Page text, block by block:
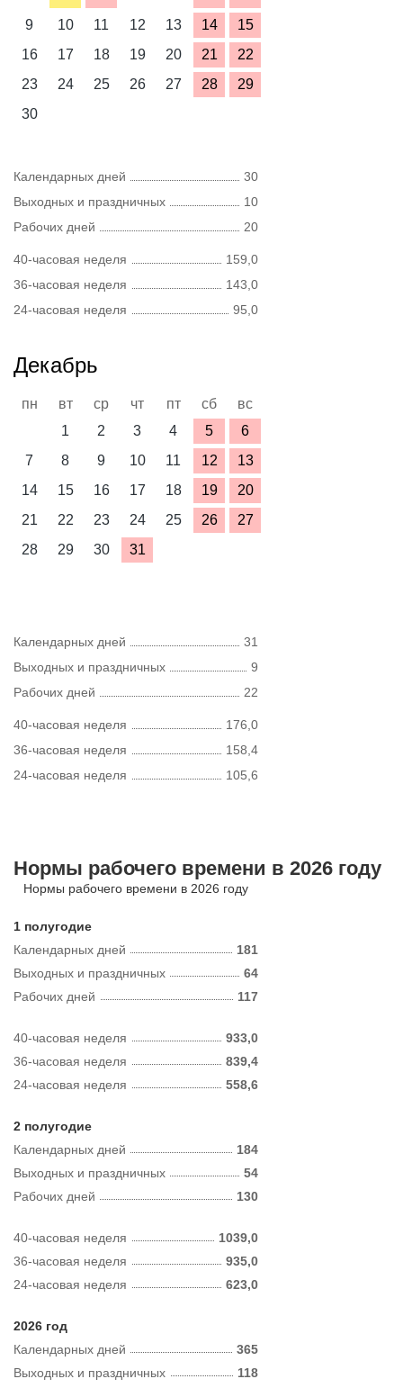
9
10 11 12 13 14
15
16
17 18 19 20 21
22
23
24 25 26 27 28
29
30
Календарных дней
30
Выходных и праздничных
10
Рабочих дней
20
40-часовая неделя
159,0
36-часовая неделя
143,0
24-часовая неделя
95,0
Декабрь
пн вт ср чт пт сб
вс
1
2 3 4 5
6
7
8 9 10 11 12
13
14
15 16 17 18 19
20
21
22 23 24 25 26
27
28
29 30 31
Календарных дней
31
Выходных и праздничных
9
Рабочих дней
22
40-часовая неделя
176,0
36-часовая неделя
158,4
24-часовая неделя
105,6
Нормы рабочего времени в 2026 году
Нормы рабочего времени в 2026 году
1 полугодие
Календарных дней
181
Рабочих дней 117
Выходных и праздничных 64
40-часовая неделя
933,0
36-часовая неделя
839,4
24-часовая неделя
558,6
2 полугодие
Календарных дней
184
Рабочих дней 130
Выходных и праздничных 54
40-часовая неделя
1039,0
36-часовая неделя
935,0
24-часовая неделя
623,0
2026 год
Календарных дней
365
Выходных и праздничных 118